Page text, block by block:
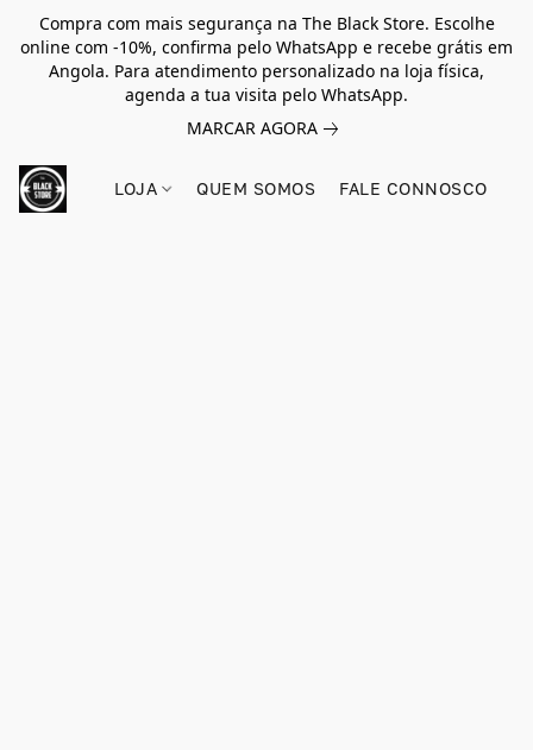
Compra com mais segurança na The Black Store. Escolhe
online com -10%, confirma pelo WhatsApp e recebe grátis em
Angola. Para atendimento personalizado na loja física,
agenda a tua visita pelo WhatsApp.
MARCAR AGORA
LOJA QUEM SOMOS FALE CONNOSCO